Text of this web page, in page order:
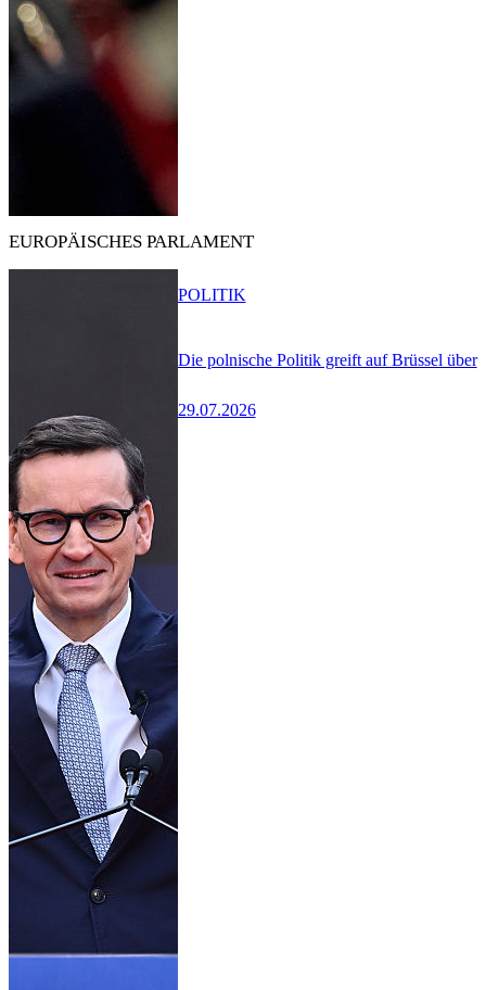
EUROPÄISCHES PARLAMENT
Die polnische Politik greift auf Brüssel über
29.07.2026
POLITIK